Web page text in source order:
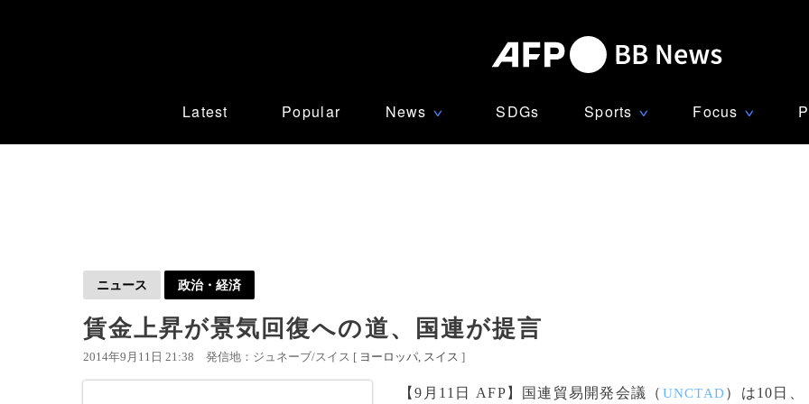
Latest Popular News ∨ SDGs Sports ∨ Focus ∨
ニュース 政治・経済
賃金上昇が景気回復への道、国連が提言
2014年9月11日 21:38 発信地：ジュネーブ/スイス [ ヨーロッパ スイス ]
【9月11日 AFP】国連貿易開発会議（ UNCTAD）は10日、